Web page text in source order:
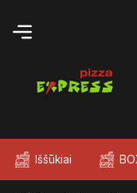
Iššūkiai